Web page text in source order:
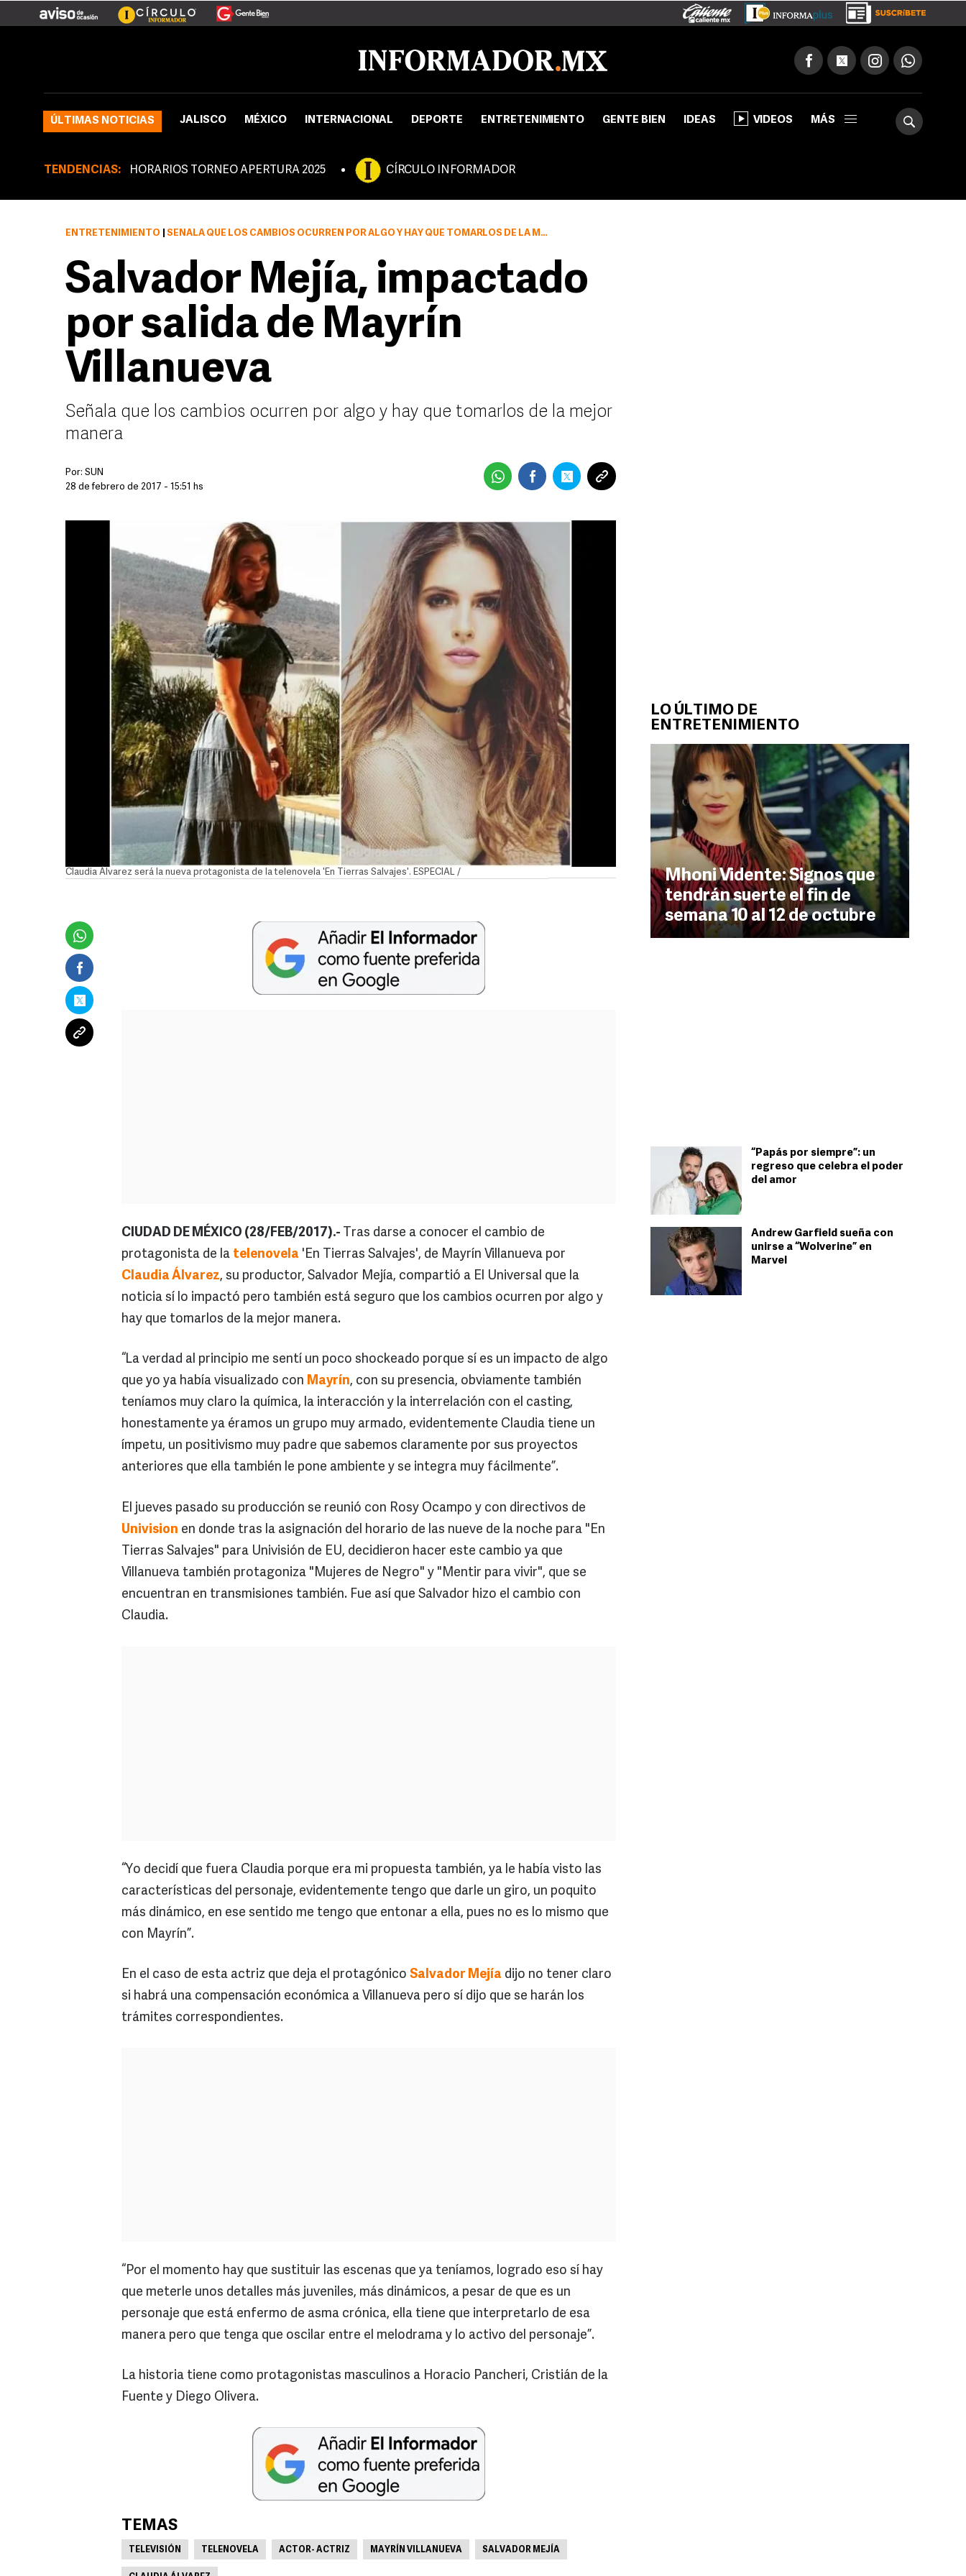
ÚLTIMAS NOTICIAS JALISCO MÉXICO INTERNACIONAL DEPORTE ENTRETENIMIENTO GENTE BIEN IDEAS VIDEOS MÁS
TENDENCIAS: HORARIOS TORNEO APERTURA 2025 CÍRCULO INFORMADOR
LO ÚLTIMO DE
ENTRETENIMIENTO
Mhoni Vidente: Signos que
tendrán suerte el fin de
semana 10 al 12 de octubre
“Papás por siempre”: un
regreso que celebra el poder
del amor
Andrew Garfield sueña con
unirse a “Wolverine” en
Marvel
ENTRETENIMIENTO SEÑALA QUE LOS CAMBIOS OCURREN POR ALGO Y HAY QUE TOMARLOS DE LA MEJOR MANERA
Salvador Mejía, impactado
por salida de Mayrín
Villanueva
Señala que los cambios ocurren por algo y hay que tomarlos de la mejor
manera
Por: SUN
28 de febrero de 2017 - 15:51 hs
Claudia Álvarez será la nueva protagonista de la telenovela 'En Tierras Salvajes'. ESPECIAL /
CIUDAD DE MÉXICO (28/FEB/2017).- Tras darse a conocer el cambio de
protagonista de la telenovela 'En Tierras Salvajes', de Mayrín Villanueva por
Claudia Álvarez, su productor, Salvador Mejía, compartió a El Universal que la
noticia sí lo impactó pero también está seguro que los cambios ocurren por algo y
hay que tomarlos de la mejor manera.
“La verdad al principio me sentí un poco shockeado porque sí es un impacto de algo
que yo ya había visualizado con Mayrín, con su presencia, obviamente también
teníamos muy claro la química, la interacción y la interrelación con el casting,
honestamente ya éramos un grupo muy armado, evidentemente Claudia tiene un
ímpetu, un positivismo muy padre que sabemos claramente por sus proyectos
anteriores que ella también le pone ambiente y se integra muy fácilmente”.
El jueves pasado su producción se reunió con Rosy Ocampo y con directivos de
Univision en donde tras la asignación del horario de las nueve de la noche para "En
Tierras Salvajes" para Univisión de EU, decidieron hacer este cambio ya que
Villanueva también protagoniza "Mujeres de Negro" y "Mentir para vivir", que se
encuentran en transmisiones también. Fue así que Salvador hizo el cambio con
Claudia.
“Yo decidí que fuera Claudia porque era mi propuesta también, ya le había visto las
características del personaje, evidentemente tengo que darle un giro, un poquito
más dinámico, en ese sentido me tengo que entonar a ella, pues no es lo mismo que
con Mayrín”.
En el caso de esta actriz que deja el protagónico Salvador Mejía dijo no tener claro
si habrá una compensación económica a Villanueva pero sí dijo que se harán los
trámites correspondientes.
“Por el momento hay que sustituir las escenas que ya teníamos, logrado eso sí hay
que meterle unos detalles más juveniles, más dinámicos, a pesar de que es un
personaje que está enfermo de asma crónica, ella tiene que interpretarlo de esa
manera pero que tenga que oscilar entre el melodrama y lo activo del personaje”.
La historia tiene como protagonistas masculinos a Horacio Pancheri, Cristián de la
Fuente y Diego Olivera.
TEMAS
TELEVISIÓN TELENOVELA ACTOR- ACTRIZ MAYRÍN VILLANUEVA SALVADOR MEJÍA